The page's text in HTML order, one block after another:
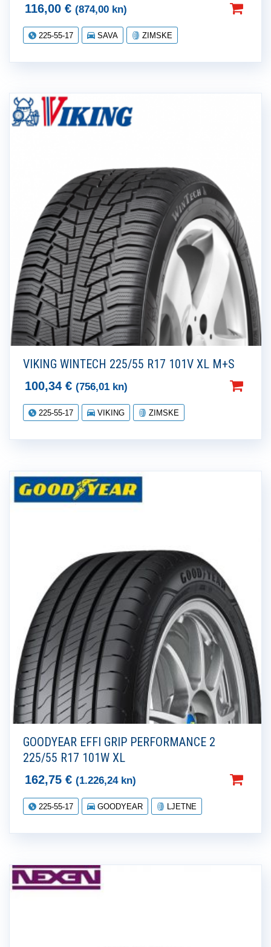
116,00 € (874,00 kn)
225-55-17 SAVA ZIMSKE
VIKING WINTECH 225/55 R17 101V XL M+S
100,34 € (756,01 kn)
225-55-17 VIKING ZIMSKE
GOODYEAR EFFI GRIP PERFORMANCE 2
225/55 R17 101W XL
162,75 € (1.226,24 kn)
225-55-17 GOODYEAR LJETNE